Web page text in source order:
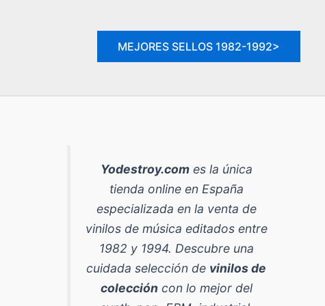
MEJORES SELLOS 1982-1992>
Yodestroy.comes la única
tienda online en España
especializada en la venta de
vinilos de música editados entre
1982 y 1994. Descubre una
cuidada selección de vinilos de
coleccióncon lo mejor del